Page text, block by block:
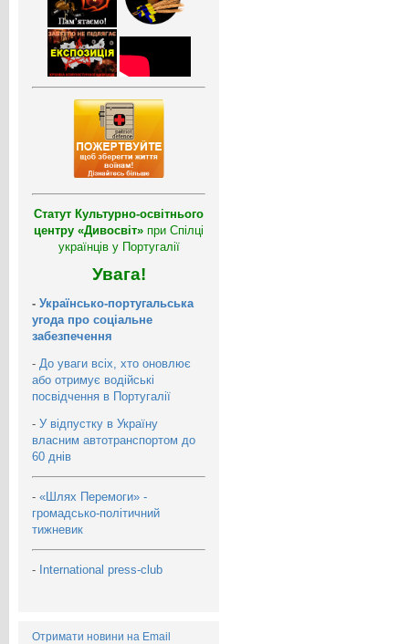
Статут Культурно-освітнього
центру «Дивосвіт» при Спілці
українців у Португалії
Увага!
- Українсько-португальська
угода про соціальне
забезпечення
- До уваги всіх, хто оновлює
або отримує водійські
посвідчення в Португалії
- У відпустку в Україну
власним автотранспортом до
60 днів
- «Шлях Перемоги» -
громадсько-політичний
тижневик
- International press-club
Отримати новини на Email